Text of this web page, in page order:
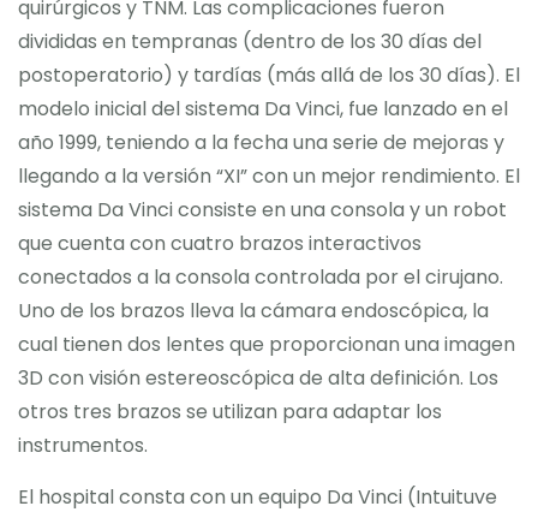
quirúrgicos y TNM. Las complicaciones fueron
divididas en tempranas (dentro de los 30 días del
postoperatorio) y tardías (más allá de los 30 días). El
modelo inicial del sistema Da Vinci, fue lanzado en el
año 1999, teniendo a la fecha una serie de mejoras y
llegando a la versión “XI” con un mejor rendimiento. El
sistema Da Vinci consiste en una consola y un robot
que cuenta con cuatro brazos interactivos
conectados a la consola controlada por el cirujano.
Uno de los brazos lleva la cámara endoscópica, la
cual tienen dos lentes que proporcionan una imagen
3D con visión estereoscópica de alta definición. Los
otros tres brazos se utilizan para adaptar los
instrumentos.
El hospital consta con un equipo Da Vinci (Intuituve